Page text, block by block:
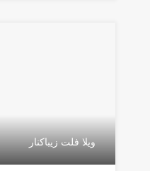
ویلا فلت زیباکنار